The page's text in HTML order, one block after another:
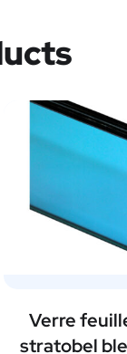
Verre
stratobel